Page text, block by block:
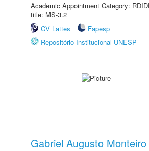
Academic Appointment Category:
title: MS-3.2
CV Lattes
Fapesp
Repositório Institucional UNESP
Gabriel Augusto Monteiro